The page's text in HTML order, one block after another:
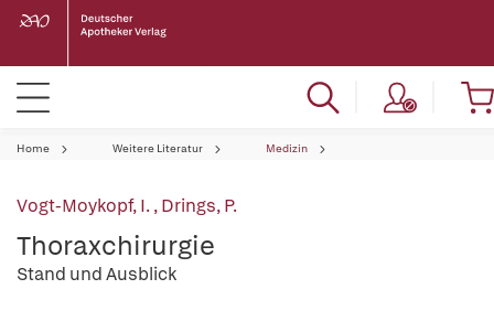
Home Weitere Literatur Medizin
Vogt-Moykopf, I.,Drings, P.
Thoraxchirurgie
Stand und Ausblick